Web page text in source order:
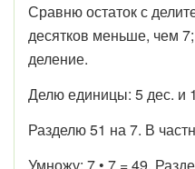
Сравню остаток с
десятков меньше, чем
деление.
Делю единицы: 5 дес. и
Разделю 51 на 7. В